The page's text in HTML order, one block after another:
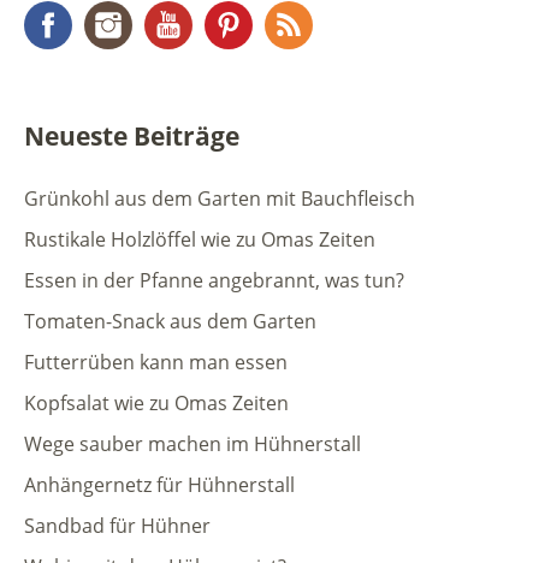
FacebookInstagramYouTubePinterest
Neueste Beiträge
Grünkohl aus dem Garten mit Bauchfleisch
Rustikale Holzlöffel wie zu Omas Zeiten
Essen in der Pfanne angebrannt, was tun?
Tomaten-Snack aus dem Garten
Futterrüben kann man essen
Kopfsalat wie zu Omas Zeiten
Wege sauber machen im Hühnerstall
Anhängernetz für Hühnerstall
Sandbad für Hühner